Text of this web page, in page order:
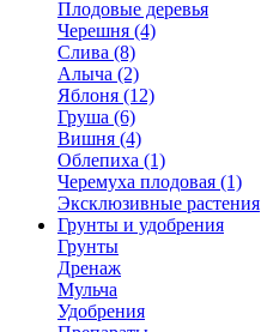
Плодовые деревья
Черешня (4)
Слива (8)
Алыча (2)
Яблоня (12)
Груша (6)
Вишня (4)
Облепиха (1)
Черемуха плодовая (1)
Эксклюзивные растения
Грунты и удобрения
Грунты
Дренаж
Мульча
Удобрения